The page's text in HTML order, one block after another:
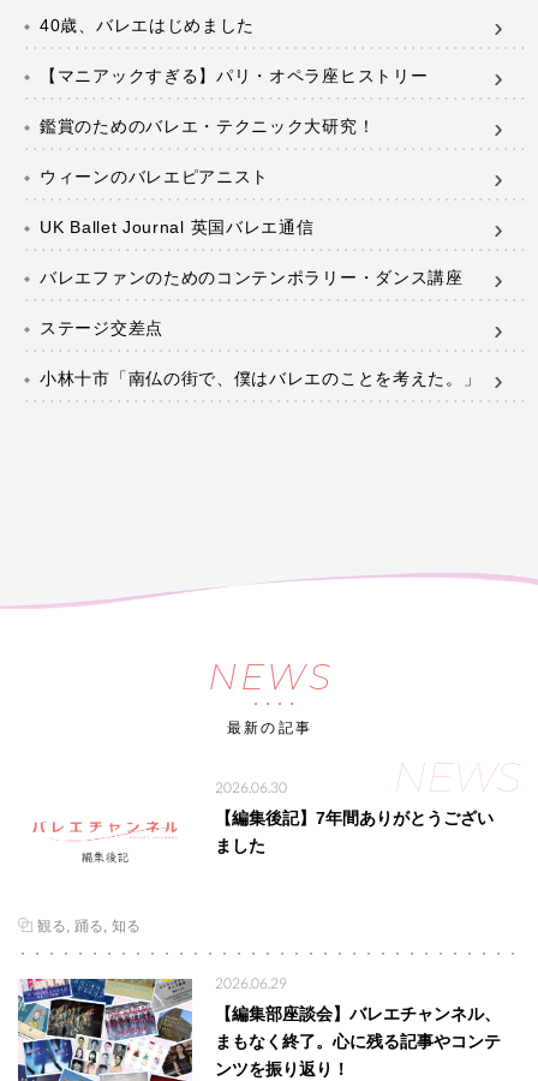
40歳、バレエはじめました
【マニアックすぎる】パリ・オペラ座ヒストリー
鑑賞のためのバレエ・テクニック大研究！
ウィーンのバレエピアニスト
UK Ballet Journal 英国バレエ通信
バレエファンのためのコンテンポラリー・ダンス講座
ステージ交差点
小林十市「南仏の街で、僕はバレエのことを考えた。」
NEWS
最新の記事
NEWS
2026.06.30
【編集後記】7年間ありがとうござい
ました
観る 踊る 知る
2026.06.29
【編集部座談会】バレエチャンネル、
まもなく終了。心に残る記事やコンテ
ンツを振り返り！